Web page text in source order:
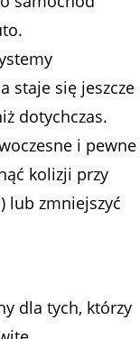
staje się jeszcze
dotychczas.
i pewne
kolizji przy
lub zmniejszyć
dla tych, którzy